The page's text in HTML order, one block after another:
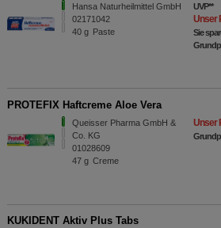
Hansa Naturheilmittel GmbH
02171042
40 g Paste
UVP**
Unser
Sie
PROTEFIX Haftcreme Aloe Vera
Queisser Pharma GmbH &
Co. KG
01028609
47 g Creme
Unser
KUKIDENT Aktiv Plus Tabs